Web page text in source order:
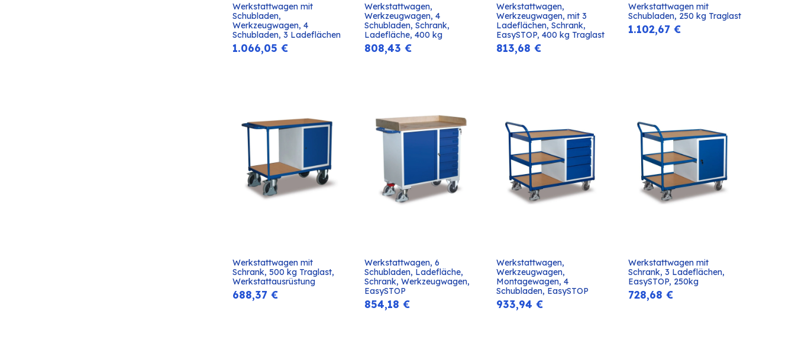
In den
Warenkorb
Werkstattwagen mit
Schubladen,
Werkzeugwagen, 4
Schubladen, 3 Ladeflächen
1.066,05 €
In den
Warenkorb
Werkstattwagen,
Werkzeugwagen, 4
Schubladen, Schrank,
Ladefläche, 400 kg
808,43 €
In den
Warenkorb
Werkstattwagen,
Werkzeugwagen, mit 3
Ladeflächen, Schrank,
EasySTOP, 400 kg Traglast
813,68 €
In den
Warenkorb
Werkstattwagen mit
Schubladen, 250 kg Traglast
1.102,67 €
In den
Warenkorb
Werkstattwagen mit
Schrank, 500 kg Traglast,
Werkstattausrüstung
688,37€
In den
Warenkorb
Werkstattwagen, 6
Schubladen, Ladefläche,
Schrank, Werkzeugwagen,
EasySTOP
854,18 €
In den
Warenkorb
Werkstattwagen,
Werkzeugwagen,
Montagewagen, 4
Schubladen, EasySTOP
933,94 €
In den
Warenkorb
Werkstattwagen mit
Schrank, 3 Ladeflächen,
EasySTOP, 250kg
728,68 €